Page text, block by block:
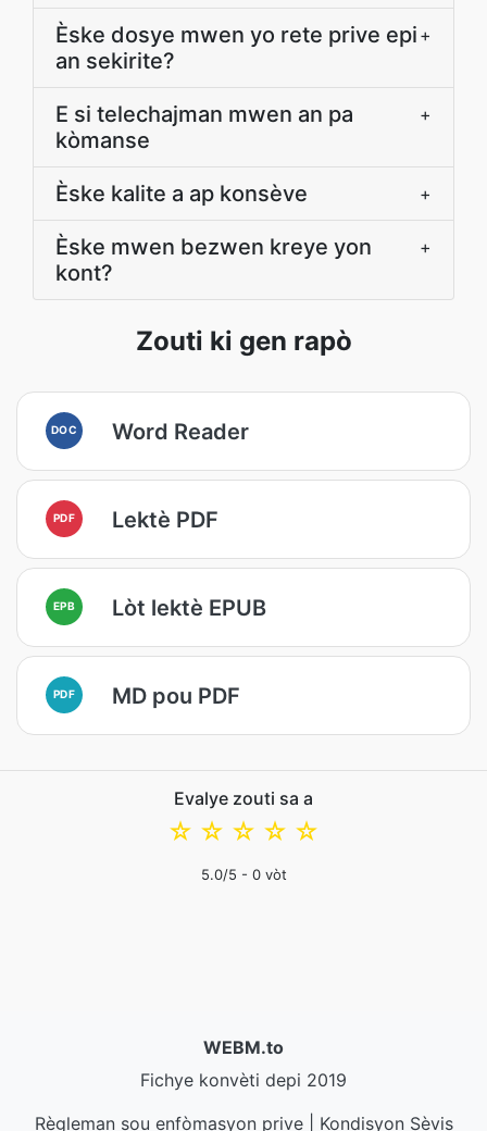
Èske dosye mwen yo rete prive epi
an sekirite?
+
E si telechajman mwen an pa
kòmanse
+
Èske kalite a ap konsève +
Èske mwen bezwen kreye yon
kont?
+
Zouti ki gen rapò
DOC Word Reader
PDF Lektè PDF
EPB Lòt lektè EPUB
PDF MD pou PDF
Evalye zouti sa a
☆
☆
☆
☆
☆
5.0/5 - 0vòt
WEBM.to
Fichye konvèti depi 2019
Règleman sou enfòmasyon prive| Kondisyon Sèvis